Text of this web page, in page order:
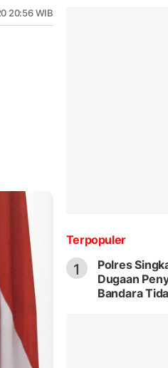
20:56 WIB
Terpopuler
1
Polres
Dugaan
Bandara